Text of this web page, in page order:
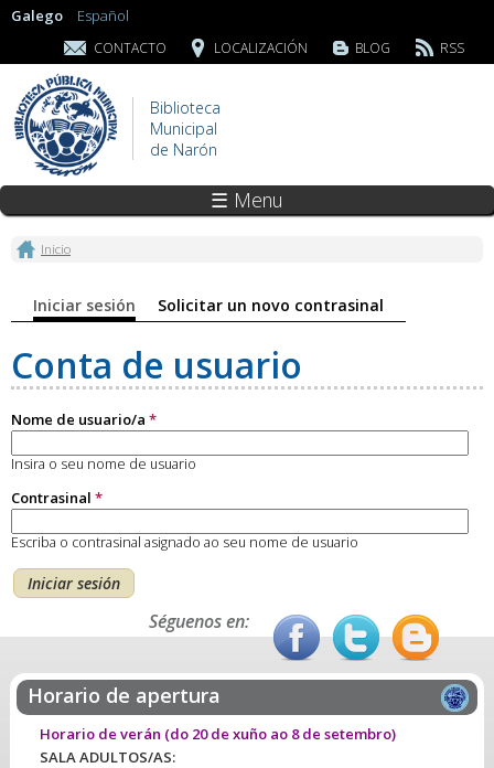
Galego Español
CONTACTO LOCALIZACIÓN BLOG RSS
Biblioteca
Municipal
de Narón
☰ Menu
Vostede está aquí
Inicio
Pestanas principais
Iniciar sesión (solapa activa)
Solicitar un novo contrasinal
Conta de usuario
Nome de usuario/a *
Insira o seu nome de usuario
Contrasinal *
Escriba o contrasinal asignado ao seu nome de usuario
Séguenos en:
Horario de apertura
Horario de verán (do 20 de xuño ao 8 de setembro)
SALA ADULTOS/AS: